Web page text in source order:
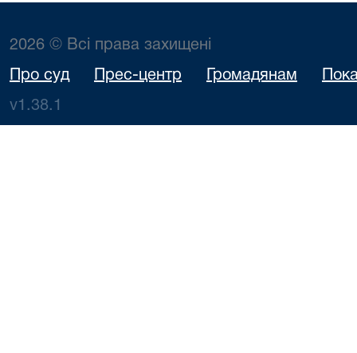
2026 © Всі права захищені
Про суд Прес-центр Громадянам
v1.38.1